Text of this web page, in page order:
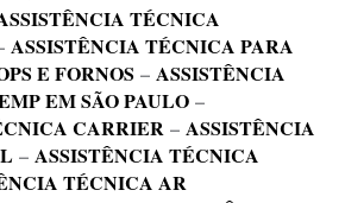
TÉCNICA
ASSISTÊNCIA TÉCNICA PARA
E FORNOS –ASSISTÊNCIA
EM SÃO PAULO –
CARRIER –ASSISTÊNCIA
–ASSISTÊNCIA TÉCNICA
TÉCNICA AR